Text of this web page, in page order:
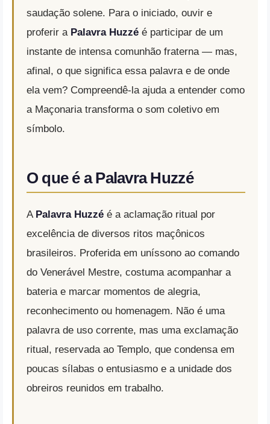
saudação solene. Para o iniciado, ouvir e
proferir a Palavra Huzzéé participar de um
instante de intensa comunhão fraterna — mas,
afinal, o que significa essa palavra e de onde
ela vem? Compreendê-la ajuda a entender como
a Maçonaria transforma o som coletivo em
símbolo.
O que é a Palavra Huzzé
A Palavra Huzzéé a aclamação ritual por
excelência de diversos ritos maçônicos
brasileiros. Proferida em uníssono ao comando
do Venerável Mestre, costuma acompanhar a
bateria e marcar momentos de alegria,
reconhecimento ou homenagem. Não é uma
palavra de uso corrente, mas uma exclamação
ritual, reservada ao Templo, que condensa em
poucas sílabas o entusiasmo e a unidade dos
obreiros reunidos em trabalho.